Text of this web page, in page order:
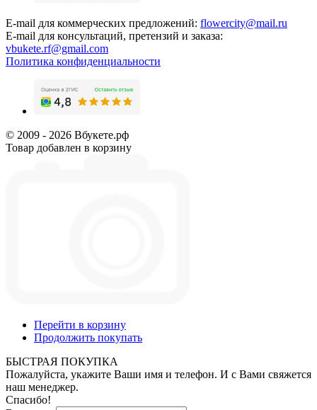
E-mail для коммерческих предложений: flowercity@mail.ru
E-mail для консультаций, претензий и заказа:
vbukete.rf@gmail.com
Политика конфиденциальности
© 2009 - 2026 Вбукете.рф
Товар добавлен в корзину
Перейти в корзину
Продолжить покупать
БЫСТРАЯ ПОКУПКА
Пожалуйста, укажите Ваши имя и телефон. И с Вами свяжется
наш менеджер.
Спасибо!